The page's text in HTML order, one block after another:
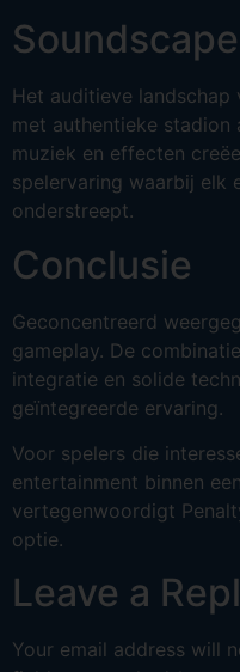
Het auditieve
met authentieke stadion
muziek en effecten
spelervaring waarbij elk
onderstreept.
Conclusie
Geconcentreerd
gameplay. De
integratie en solide
geïntegreerde ervaring.
Voor spelers die
entertainment binnen
vertegenwoordigt
optie.
Leave a
Your email address will